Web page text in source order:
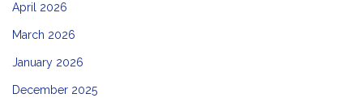
April 2026
March 2026
January 2026
December 2025